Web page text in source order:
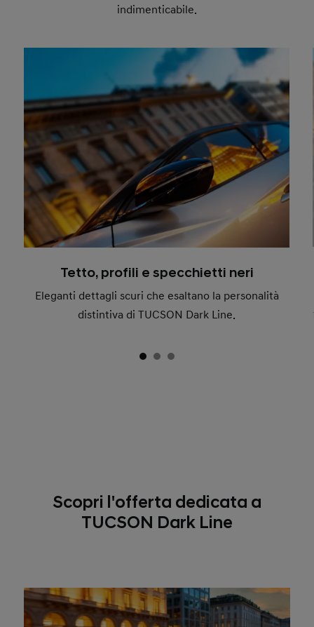
indimenticabile.
Tetto, profili e specchietti neri
Eleganti dettagli scuri che esaltano la personalità
distintiva di TUCSON Dark Line.
Scopri l'offerta dedicata a
TUCSON Dark Line